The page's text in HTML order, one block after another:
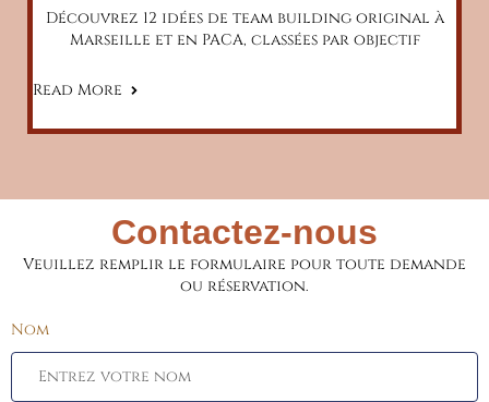
Découvrez 12 idées de team building original à
Marseille et en PACA, classées par objectif
Read More
Contactez-nous
Veuillez remplir le formulaire pour toute demande
ou réservation.
Nom